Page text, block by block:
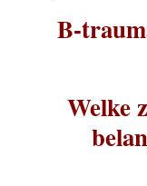
B-
Welke